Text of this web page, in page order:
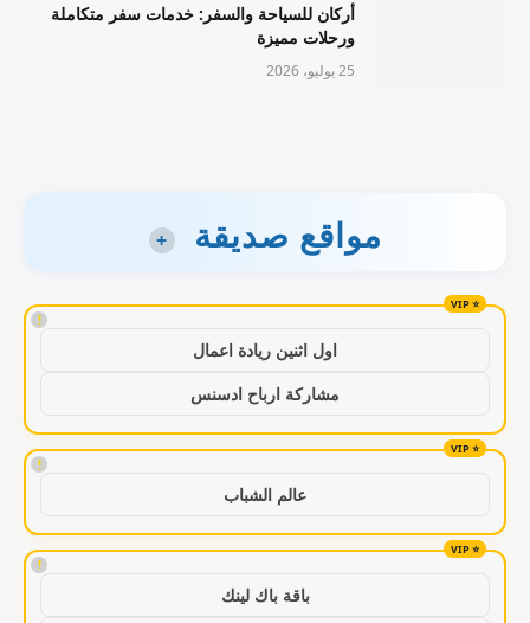
أركان للسياحة والسفر: خدمات سفر متكاملة
ورحلات مميزة
25 يوليو، 2026
مواقع صديقة +
!
اول اثنين ريادة اعمال
مشاركة ارباح ادسنس
!
عالم الشباب
!
باقة باك لينك